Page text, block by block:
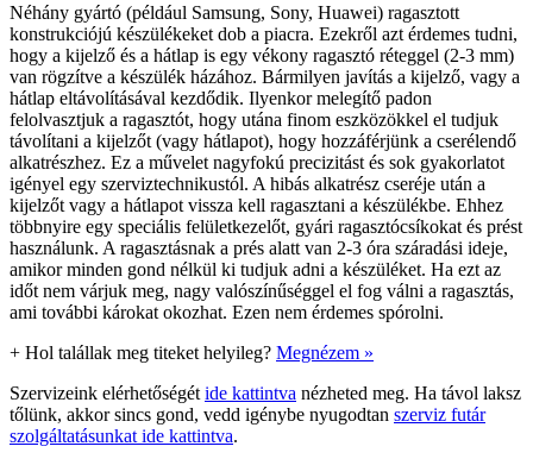
Néhány gyártó (például Samsung, Sony, Huawei) ragasztott
konstrukciójú készülékeket dob a piacra. Ezekről azt érdemes tudni,
hogy a kijelző és a hátlap is egy vékony ragasztó réteggel (2-3 mm)
van rögzítve a készülék házához. Bármilyen javítás a kijelző, vagy a
hátlap eltávolításával kezdődik. Ilyenkor melegítő padon
felolvasztjuk a ragasztót, hogy utána finom eszközökkel el tudjuk
távolítani a kijelzőt (vagy hátlapot), hogy hozzáférjünk a cserélendő
alkatrészhez. Ez a művelet nagyfokú precizitást és sok gyakorlatot
igényel egy szerviztechnikustól. A hibás alkatrész cseréje után a
kijelzőt vagy a hátlapot vissza kell ragasztani a készülékbe. Ehhez
többnyire egy speciális felületkezelőt, gyári ragasztócsíkokat és prést
használunk. A ragasztásnak a prés alatt van 2-3 óra száradási ideje,
amikor minden gond nélkül ki tudjuk adni a készüléket. Ha ezt az
időt nem várjuk meg, nagy valószínűséggel el fog válni a ragasztás,
ami további károkat okozhat. Ezen nem érdemes spórolni.
+ Hol talállak meg titeket helyileg? Megnézem »
Szervizeink elérhetőségét ide kattintva nézheted meg. Ha távol laksz
tőlünk, akkor sincs gond, vedd igénybe nyugodtan szerviz futár
szolgáltatásunkat ide kattintva.